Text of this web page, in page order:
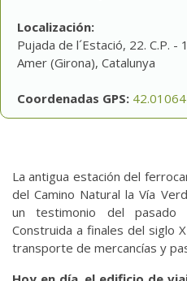
Localización:
Pujada de l´Estació, 22. C.P. -
Amer (Girona), Catalunya
Coordenadas GPS:
La antigua estación del
del Camino Natural la Vía
un testimonio del pasado
Construida a finales del siglo
transporte de mercancías y